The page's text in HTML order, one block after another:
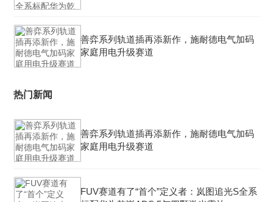
善弈系列轨道插再添新作，施耐德电气加码
家庭用电升级赛道
热门新闻
善弈系列轨道插再添新作，施耐德电气加码
家庭用电升级赛道
FUV赛道有了“首个”定义者：岚图追光S全系